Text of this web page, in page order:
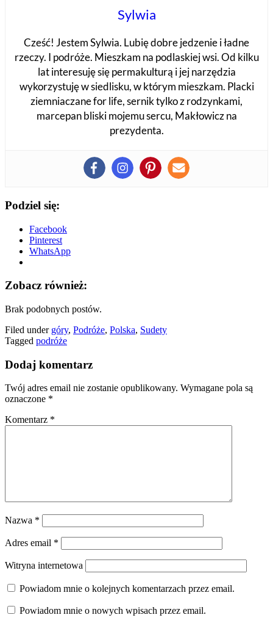
Sylwia
Cześć! Jestem Sylwia. Lubię dobre jedzenie i ładne
rzeczy. I podróże. Mieszkam na podlaskiej wsi. Od kilku
lat interesuję się permakulturą i jej narzędzia
wykorzystuję w siedlisku, w którym mieszkam. Placki
ziemniaczane for life, sernik tylko z rodzynkami,
marcepan bliski mojemu sercu, Makłowicz na
prezydenta.
Podziel się:
Facebook
Pinterest
WhatsApp
Zobacz również:
Brak podobnych postów.
Filed under góry, Podróże, Polska, Sudety
Tagged podróże
Dodaj komentarz
Twój adres email nie zostanie opublikowany. Wymagane pola są
oznaczone *
Komentarz *
Nazwa *
Adres email *
Witryna internetowa
Powiadom mnie o kolejnych komentarzach przez email.
Powiadom mnie o nowych wpisach przez email.